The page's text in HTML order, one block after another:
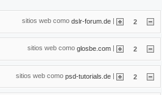
sitios web como dslr-forum.de 2
sitios web como glosbe.com 2
sitios web como psd-tutorials.de | 2